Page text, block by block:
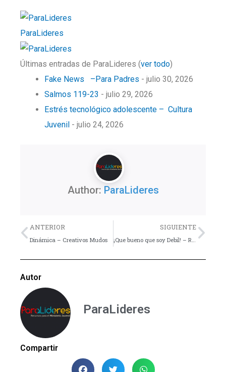
ParaLideres
Últimas entradas de ParaLideres (ver todo)
Fake News –Para Padres - julio 30, 2026
Salmos 119-23 - julio 29, 2026
Estrés tecnológico adolescente – Cultura
Juvenil - julio 24, 2026
Author: ParaLideres
Previo
ANTERIOR
Dinámica – Creativos Mudos
SIGUIENTE
Autor
ParaLideres
Compartir